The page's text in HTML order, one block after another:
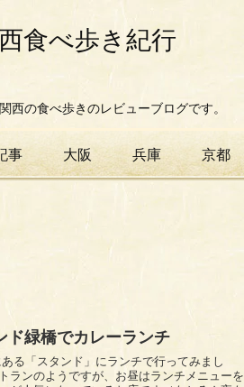
食べ歩き紀行
西の食べ歩きのレビューブログです。
事 大阪 兵庫 京都
ド緑橋でカレーランチ
ランのようですが、お昼はランチメニューを